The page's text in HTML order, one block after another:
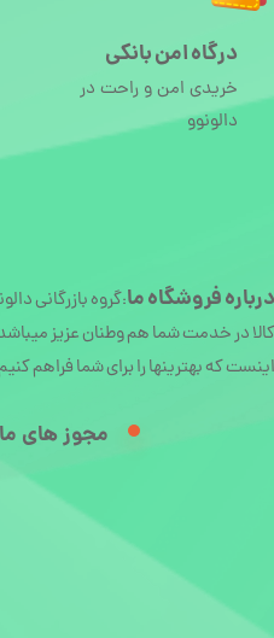
دربارهفروشگاه ما:گروه بازرگانی
کالا در خدمت شما هم وطنان عزیز
اینست که بهترینها را برای شما فراهم
درگاه امن بانکی
خریدی امن و راحت در
دالونوو
مجوز های